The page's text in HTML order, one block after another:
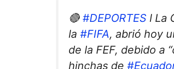
🔴#DEPORTES l La
la #FIFA, abrió hoy
de la FEF, debido a
hinchas de